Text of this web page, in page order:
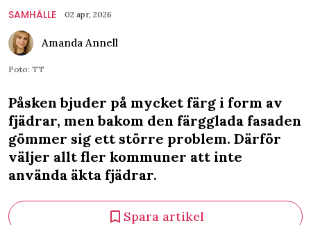
SAMHÄLLE 02 apr, 2026
Amanda Annell
Foto: TT
Påsken bjuder på mycket färg i form av
fjädrar, men bakom den färgglada fasaden
gömmer sig ett större problem. Därför
väljer allt fler kommuner att inte
använda äkta fjädrar.
Spara artikel